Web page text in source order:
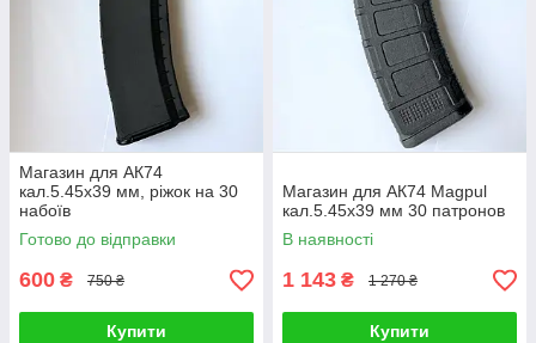
Магазин для АК74
кал.5.45х39 мм, ріжок на 30
набоїв
Готово до відправки
600 ₴ 750 ₴
Купити
Магазин для АК74 Magpul
кал.5.45х39 мм 30 патронов
В наявності
1 143 ₴ 1 270 ₴
Купити